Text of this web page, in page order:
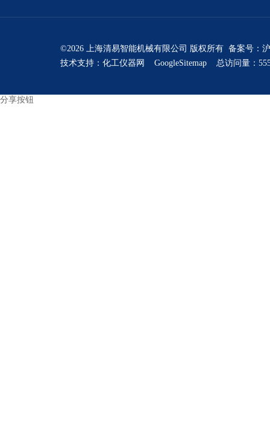
©2026 上海清易智能机械有限公司 版权所有 备案号：
技术支持： 化工仪器网 GoogleSitemap 总访问量：
分享按钮